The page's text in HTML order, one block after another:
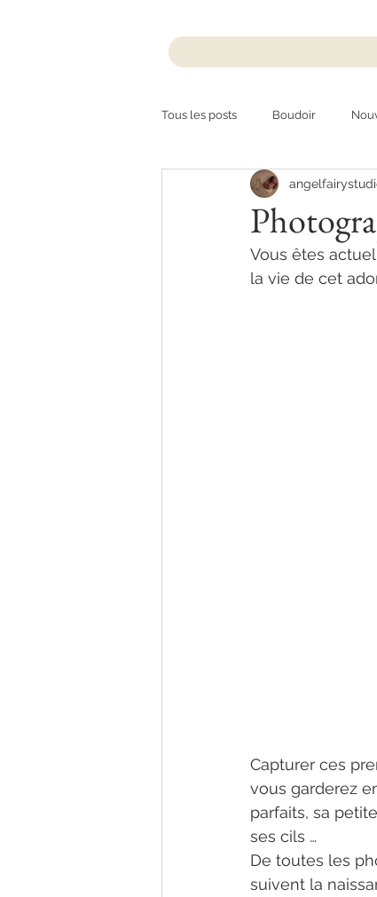
Tous les posts Boudoir
Exposition Underwater
Vous êtes
la vie de cet
Capturer ces
vous garderez
parfaits, sa
ses cils …
De toutes les
suivent la